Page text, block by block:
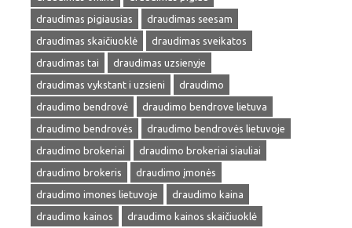
draudimas pigiausias
draudimas seesam
draudimas skaičiuoklė
draudimas sveikatos
draudimas tai
draudimas uzsienyje
draudimas vykstant i uzsieni
draudimo
draudimo bendrovė
draudimo bendrove lietuva
draudimo bendrovės
draudimo bendrovės lietuvoje
draudimo brokeriai
draudimo brokeriai siauliai
draudimo brokeris
draudimo įmonės
draudimo imones lietuvoje
draudimo kaina
draudimo kainos
draudimo kainos skaičiuoklė